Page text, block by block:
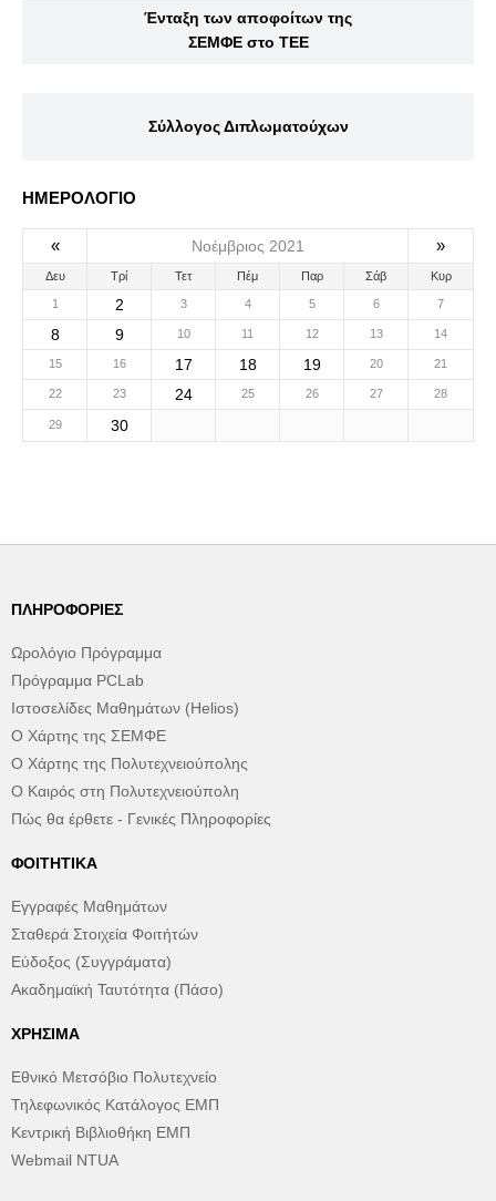
Ένταξη των αποφοίτων της
ΣΕΜΦΕ στο ΤΕΕ
Σύλλογος Διπλωματούχων
ΗΜΕΡΟΛΟΓΙΟ
« Νοέμβριος 2021 »
Δευ Τρί Τετ Πέμ Παρ Σάβ Κυρ
1 2 3 4 5 6 7
8 9 10 11 12 13 14
15 16 17 18 19 20 21
22 23 24 25 26 27 28
29 30
ΠΛΗΡΟΦΟΡΊΕΣ
Ωρολόγιο Πρόγραμμα
Πρόγραμμα PCLab
Ιστοσελίδες Μαθημάτων (Helios)
Ο Χάρτης της ΣΕΜΦΕ
Ο Χάρτης της Πολυτεχνειούπολης
Ο Καιρός στη Πολυτεχνειούπολη
Πώς θα έρθετε - Γενικές Πληροφορίες
ΦΟΙΤΗΤΙΚΆ
Εγγραφές Μαθημάτων
Σταθερά Στοιχεία Φοιτήτών
Εύδοξος (Συγγράματα)
Ακαδημαϊκή Ταυτότητα (Πάσο)
ΧΡΉΣΙΜΑ
Εθνικό Μετσόβιο Πολυτεχνείο
Τηλεφωνικός Κατάλογος ΕΜΠ
Κεντρική Βιβλιοθήκη ΕΜΠ
Webmail NTUA